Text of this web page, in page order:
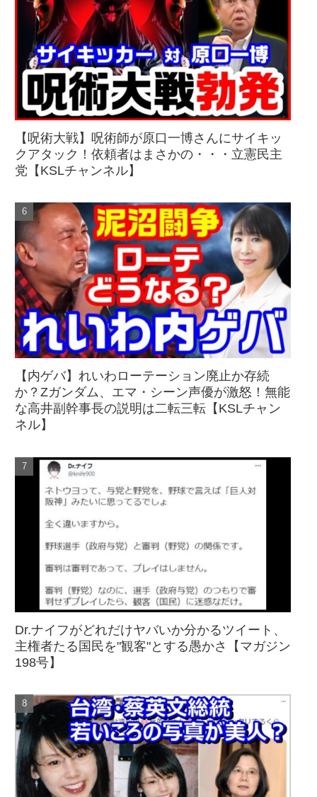
【呪術大戦】呪術師が原口一博さんにサイキッ
クアタック！依頼者はまさかの・・・立憲民主
党【KSLチャンネル】
【内ゲバ】れいわローテーション廃止か存続
か？Zガンダム、エマ・シーン声優が激怒！無能
な高井副幹事長の説明は二転三転【KSLチャン
ネル】
Dr.ナイフがどれだけヤバいか分かるツイート、
主権者たる国民を"観客"とする愚かさ【マガジン
198号】